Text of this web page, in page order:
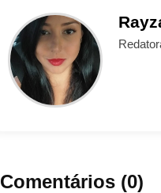
Comentários (0)